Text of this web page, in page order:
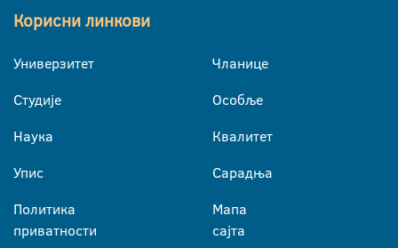
Корисни линкови
Универзитет
Студије
Наука
Упис
Политика
приватности
Чланице
Особље
Квалитет
Сарадња
Мапа
сајта